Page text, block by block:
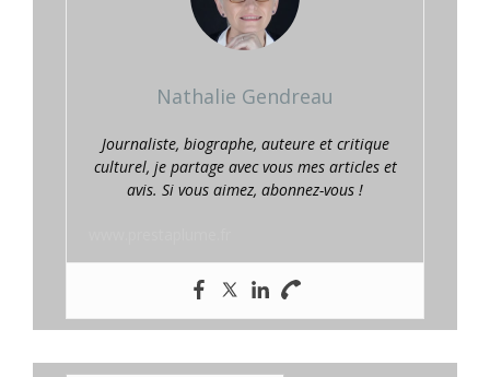
Nathalie Gendreau
Journaliste, biographe, auteure et critique
culturel, je partage avec vous mes articles et
avis. Si vous aimez, abonnez-vous !